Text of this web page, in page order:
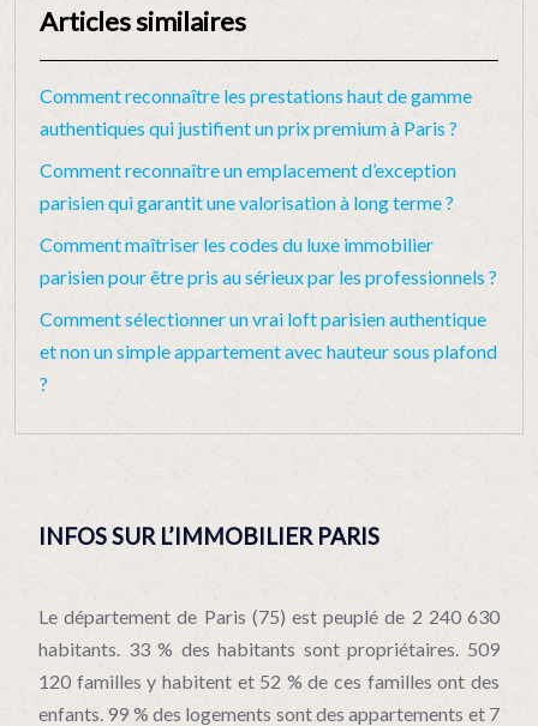
Articles similaires
Comment reconnaître les prestations haut de gamme
authentiques qui justifient un prix premium à Paris ?
Comment reconnaître un emplacement d’exception
parisien qui garantit une valorisation à long terme ?
Comment maîtriser les codes du luxe immobilier
parisien pour être pris au sérieux par les professionnels ?
Comment sélectionner un vrai loft parisien authentique
et non un simple appartement avec hauteur sous plafond
?
INFOS SUR L’IMMOBILIER PARIS
Le département de Paris (75) est peuplé de 2 240 630
habitants. 33 % des habitants sont propriétaires. 509
120 familles y habitent et 52 % de ces familles ont des
enfants. 99 % des logements sont des appartements et 7